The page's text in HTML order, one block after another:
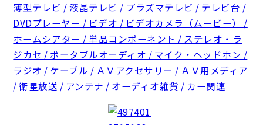
薄型テレビ / 液晶テレビ / プラズマテレビ / テレビ台 /
DVDプレーヤー / ビデオ / ビデオカメラ（ムービー） /
ホームシアター / 単品コンポーネント / ステレオ・ラ
ジカセ / ポータブルオーディオ / マイク・ヘッドホン /
ラジオ / ケーブル / ＡＶアクセサリー / ＡＶ用メディア
/ 衛星放送 / アンテナ / オーディオ雑貨 / カー関連